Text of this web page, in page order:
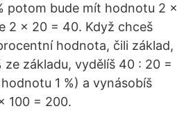
potom bude mít hodnotu 2 x
2 x 20 = 40. Když chceš
hodnota, čili základ,
ze základu, vydělíš 40 : 20 =
1 %) a vynásobíš
100 = 200.